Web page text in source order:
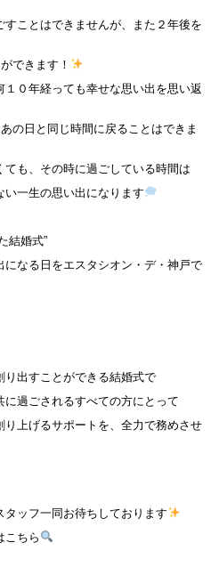
ことはできませんが、また２年後を
できます！
０年経っても幸せな思い出を思い返
の日と同じ時間に戻ることはできま
も、その時に過ごしている時間は
い一生の思い出になります
結婚式”
なる日をエスタシオン・デ・神戸で
り出すことができる結婚式で
過ごされるすべての方にとって
上げるサポートを、全力で務めさせ
ッフ一同お待ちしております
こちら